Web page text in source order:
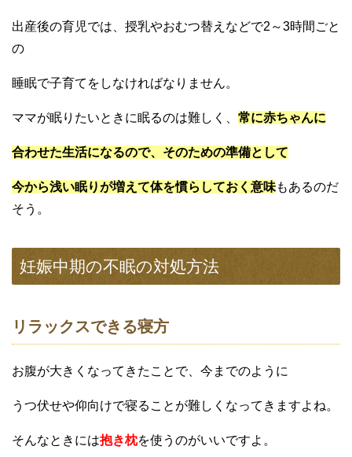
出産後の育児では、授乳やおむつ替えなどで2～3時間ごと
の
睡眠で子育てをしなければなりません。
ママが眠りたいときに眠るのは難しく、 常に赤ちゃんに
合わせた生活になるので、そのための準備として
今から浅い眠りが増えて体を慣らしておく意味もあるのだ
そう。
妊娠中期の不眠の対処方法
リラックスできる寝方
お腹が大きくなってきたことで、今までのように
うつ伏せや仰向けで寝ることが難しくなってきますよね。
そんなときには抱き枕を使うのがいいですよ。